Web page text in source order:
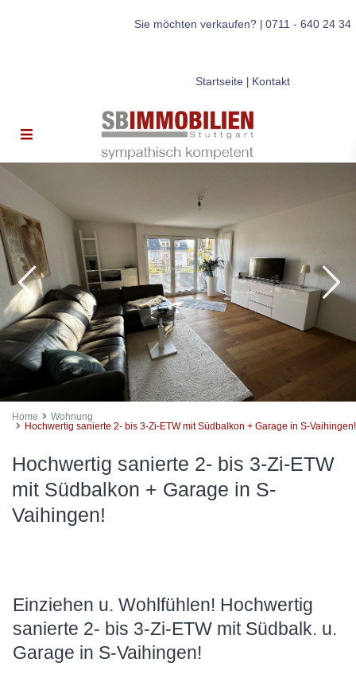
Sie möchten verkaufen?| 0711 - 640 24 34
Startseite| Kontakt
Home
Wohnung
Hochwertig sanierte 2- bis 3-Zi-ETW mit Südbalkon + Garage in S-Vaihingen!
Hochwertig sanierte 2- bis 3-Zi-ETW
mit Südbalkon + Garage in S-
Vaihingen!
Einziehen u. Wohlfühlen! Hochwertig
sanierte 2- bis 3-Zi-ETW mit Südbalk. u.
Garage in S-Vaihingen!